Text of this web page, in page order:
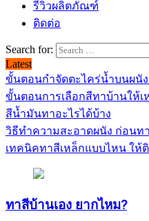
รีวิวผลิตภัณฑ์
ติดต่อ
Search for:
Latest
ขั้นตอนกำจัดตะไคร่น้ำบนผนั
ขั้นตอนการเลือกสีทาบ้านให้
สีน้ำมันทาอะไรได้บ้าง
วิธีทำความสะอาดผนัง ก่อนท
เทคนิคทาสีเหล็กแบบไหน ให้
ทาสีบ้านเอง ยากไหม?